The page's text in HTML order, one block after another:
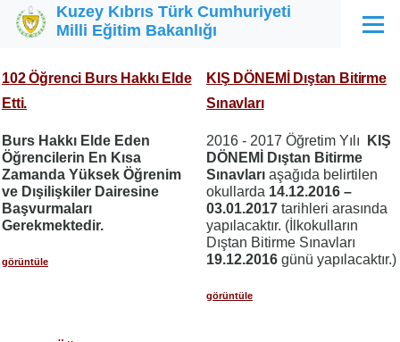
Ana içeriğe atla
Kuzey Kıbrıs Türk Cumhuriyeti
Milli Eğitim Bakanlığı
Menü
102 Öğrenci Burs Hakkı Elde
Etti.
Burs Hakkı Elde Eden
Öğrencilerin En Kısa
Zamanda Yüksek Öğrenim
ve Dışilişkiler Dairesine
Başvurmaları
Gerekmektedir.
görüntüle
KIŞ DÖNEMİ Dıştan Bitirme
Sınavları
2016 - 2017 Öğretim Yılı
KIŞ
DÖNEMİ Dıştan Bitirme
Sınavları aşağıda belirtilen
okullarda 14.12.2016 –
03.01.2017 tarihleri arasında
yapılacaktır. (İlkokulların
Dıştan Bitirme Sınavları
19.12.2016 günü yapılacaktır.)
görüntüle